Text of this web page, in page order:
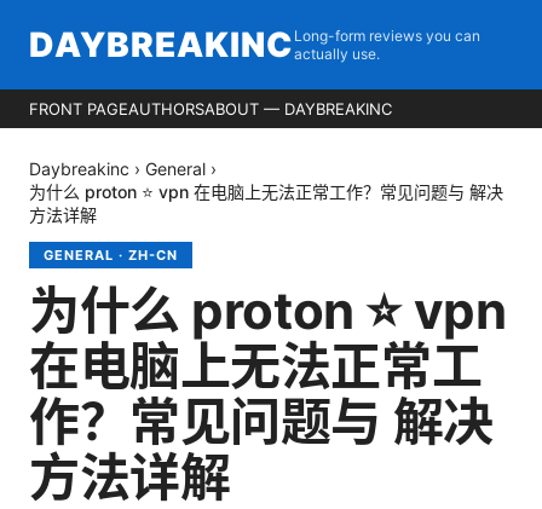
DAYBREAKINC Long-form reviews you can
actually use.
FRONT PAGEAUTHORSABOUT — DAYBREAKINC
Daybreakinc › General ›
为什么 proton ⭐ vpn 在电脑上无法正常工作？常见问题与 解决
方法详解
GENERAL · ZH-CN
为什么 proton ⭐ vpn
在电脑上无法正常工
作？常见问题与 解决
方法详解